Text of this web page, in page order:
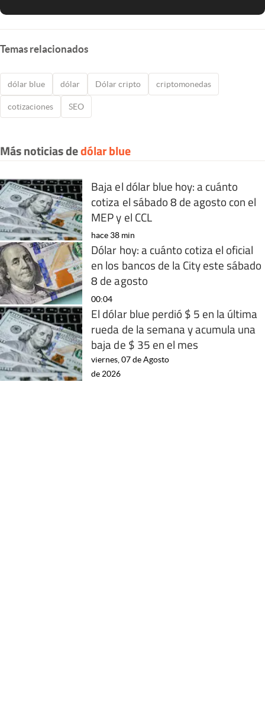
Temas relacionados
dólar blue dólar Dólar cripto criptomonedas
cotizaciones SEO
Más noticias dedólar blue
Baja el dólar blue hoy: a cuánto
cotiza el sábado 8 de agosto con el
MEP y el CCL
hace 38 min
Dólar hoy: a cuánto cotiza el oficial
en los bancos de la City este sábado
8 de agosto
00:04
El dólar blue perdió $ 5 en la última
rueda de la semana y acumula una
baja de $ 35 en el mes
viernes, 07 de Agosto
de 2026